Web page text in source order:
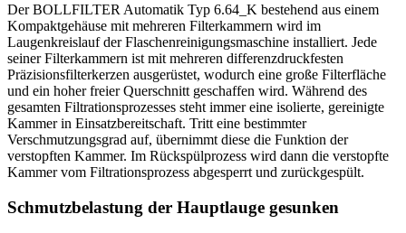
Der BOLLFILTER Automatik Typ 6.64_K bestehend aus einem
Kompaktgehäuse mit mehreren Filterkammern wird im
Laugenkreislauf der Flaschenreinigungsmaschine installiert. Jede
seiner Filterkammern ist mit mehreren differenzdruckfesten
Präzisionsfilterkerzen ausgerüstet, wodurch eine große Filterfläche
und ein hoher freier Querschnitt geschaffen wird. Während des
gesamten Filtrationsprozesses steht immer eine isolierte, gereinigte
Kammer in Einsatzbereitschaft. Tritt eine bestimmter
Verschmutzungsgrad auf, übernimmt diese die Funktion der
verstopften Kammer. Im Rückspülprozess wird dann die verstopfte
Kammer vom Filtrationsprozess abgesperrt und zurückgespült.
Schmutzbelastung der Hauptlauge gesunken